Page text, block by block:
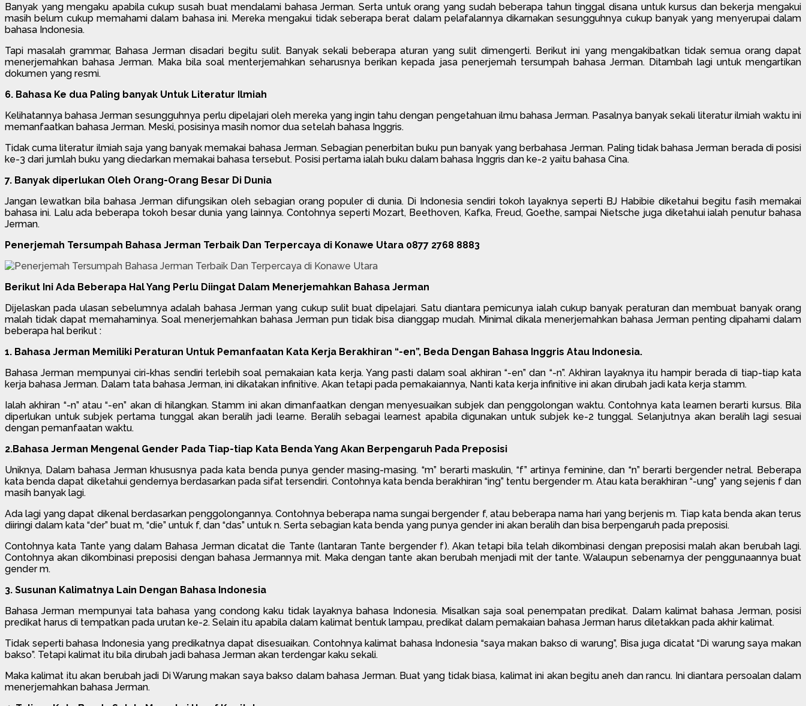
Banyak yang mengaku apabila cukup susah buat mendalami bahasa Jerman. Serta untuk orang yang sudah beberapa tahun tinggal disana untuk kursus dan bekerja mengakui
masih belum cukup memahami dalam bahasa ini. Mereka mengakui tidak seberapa berat dalam pelafalannya dikarnakan sesungguhnya cukup banyak yang menyerupai dalam
bahasa Indonesia.
Tapi masalah grammar, Bahasa Jerman disadari begitu sulit. Banyak sekali beberapa aturan yang sulit dimengerti. Berikut ini yang mengakibatkan tidak semua orang dapat
menerjemahkan bahasa Jerman. Maka bila soal menterjemahkan seharusnya berikan kepada jasa penerjemah tersumpah bahasa Jerman. Ditambah lagi untuk mengartikan
dokumen yang resmi.
6. Bahasa Ke dua Paling banyak Untuk Literatur Ilmiah
Kelihatannya bahasa Jerman sesungguhnya perlu dipelajari oleh mereka yang ingin tahu dengan pengetahuan ilmu bahasa Jerman. Pasalnya banyak sekali literatur ilmiah waktu ini
memanfaatkan bahasa Jerman. Meski, posisinya masih nomor dua setelah bahasa Inggris.
Tidak cuma literatur ilmiah saja yang banyak memakai bahasa Jerman. Sebagian penerbitan buku pun banyak yang berbahasa Jerman. Paling tidak bahasa Jerman berada di posisi
ke-3 dari jumlah buku yang diedarkan memakai bahasa tersebut. Posisi pertama ialah buku dalam bahasa Inggris dan ke-2 yaitu bahasa Cina.
7. Banyak diperlukan Oleh Orang-Orang Besar Di Dunia
Jangan lewatkan bila bahasa Jerman difungsikan oleh sebagian orang populer di dunia. Di Indonesia sendiri tokoh layaknya seperti BJ Habibie diketahui begitu fasih memakai
bahasa ini. Lalu ada beberapa tokoh besar dunia yang lainnya. Contohnya seperti Mozart, Beethoven, Kafka, Freud, Goethe, sampai Nietsche juga diketahui ialah penutur bahasa
Jerman.
Penerjemah Tersumpah Bahasa Jerman Terbaik Dan Terpercaya di Konawe Utara 0877 2768 8883
Berikut Ini Ada Beberapa Hal Yang Perlu Diingat Dalam Menerjemahkan Bahasa Jerman
Dijelaskan pada ulasan sebelumnya adalah bahasa Jerman yang cukup sulit buat dipelajari. Satu diantara pemicunya ialah cukup banyak peraturan dan membuat banyak orang
malah tidak dapat memahaminya. Soal menerjemahkan bahasa Jerman pun tidak bisa dianggap mudah. Minimal dikala menerjemahkan bahasa Jerman penting dipahami dalam
beberapa hal berikut :
1. Bahasa Jerman Memiliki Peraturan Untuk Pemanfaatan Kata Kerja Berakhiran “-en”, Beda Dengan Bahasa Inggris Atau Indonesia.
Bahasa Jerman mempunyai ciri-khas sendiri terlebih soal pemakaian kata kerja. Yang pasti dalam soal akhiran “-en” dan “-n”. Akhiran layaknya itu hampir berada di tiap-tiap kata
kerja bahasa Jerman. Dalam tata bahasa Jerman, ini dikatakan infinitive. Akan tetapi pada pemakaiannya, Nanti kata kerja infinitive ini akan dirubah jadi kata kerja stamm.
Ialah akhiran “-n” atau “-en” akan di hilangkan. Stamm ini akan dimanfaatkan dengan menyesuaikan subjek dan penggolongan waktu. Contohnya kata learnen berarti kursus. Bila
diperlukan untuk subjek pertama tunggal akan beralih jadi learne. Beralih sebagai learnest apabila digunakan untuk subjek ke-2 tunggal. Selanjutnya akan beralih lagi sesuai
dengan pemanfaatan waktu.
2.Bahasa Jerman Mengenal Gender Pada Tiap-tiap Kata Benda Yang Akan Berpengaruh Pada Preposisi
Uniknya, Dalam bahasa Jerman khususnya pada kata benda punya gender masing-masing. “m” berarti maskulin, “f” artinya feminine, dan “n” berarti bergender netral. Beberapa
kata benda dapat diketahui gendernya berdasarkan pada sifat tersendiri. Contohnya kata benda berakhiran “ing” tentu bergender m. Atau kata berakhiran “-ung” yang sejenis f dan
masih banyak lagi.
Ada lagi yang dapat dikenal berdasarkan penggolongannya. Contohnya beberapa nama sungai bergender f, atau beberapa nama hari yang berjenis m. Tiap kata benda akan terus
diiringi dalam kata “der” buat m, “die” untuk f, dan “das” untuk n. Serta sebagian kata benda yang punya gender ini akan beralih dan bisa berpengaruh pada preposisi.
Contohnya kata Tante yang dalam Bahasa Jerman dicatat die Tante (lantaran Tante bergender f). Akan tetapi bila telah dikombinasi dengan preposisi malah akan berubah lagi.
Contohnya akan dikombinasi preposisi dengan bahasa Jermannya mit. Maka dengan tante akan berubah menjadi mit der tante. Walaupun sebenarnya der penggunaannya buat
gender m.
3. Susunan Kalimatnya Lain Dengan Bahasa Indonesia
Bahasa Jerman mempunyai tata bahasa yang condong kaku tidak layaknya bahasa Indonesia. Misalkan saja soal penempatan predikat. Dalam kalimat bahasa Jerman, posisi
predikat harus di tempatkan pada urutan ke-2. Selain itu apabila dalam kalimat bentuk lampau, predikat dalam pemakaian bahasa Jerman harus diletakkan pada akhir kalimat.
Tidak seperti bahasa Indonesia yang predikatnya dapat disesuaikan. Contohnya kalimat bahasa Indonesia “saya makan bakso di warung”, Bisa juga dicatat “Di warung saya makan
bakso”. Tetapi kalimat itu bila dirubah jadi bahasa Jerman akan terdengar kaku sekali.
Maka kalimat itu akan berubah jadi Di Warung makan saya bakso dalam bahasa Jerman. Buat yang tidak biasa, kalimat ini akan begitu aneh dan rancu. Ini diantara persoalan dalam
menerjemahkan bahasa Jerman.